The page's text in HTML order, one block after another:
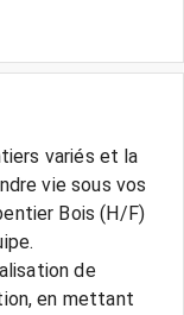
variés et la
vie sous vos
Bois (H/F)
de
en mettant